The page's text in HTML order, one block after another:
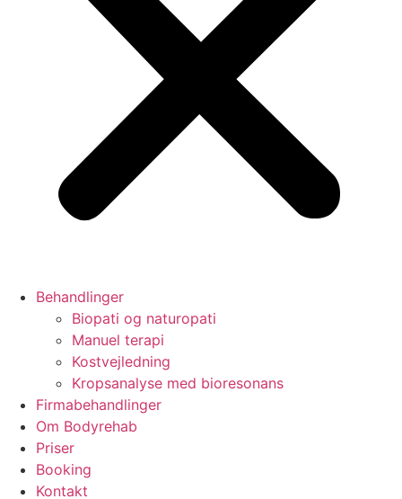
Behandlinger
Biopati og naturopati
Manuel terapi
Kostvejledning
Kropsanalyse med bioresonans
Firmabehandlinger
Om Bodyrehab
Priser
Booking
Kontakt